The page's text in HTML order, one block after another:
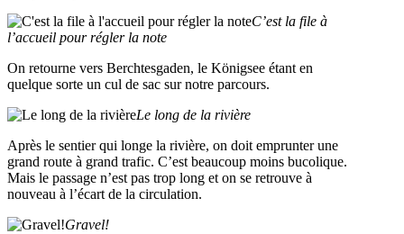
C’est la file à
l’accueil pour régler la note
On retourne vers Berchtesgaden, le Königsee étant en
quelque sorte un cul de sac sur notre parcours.
Le long de la rivière
Après le sentier qui longe la rivière, on doit emprunter une
grand route à grand trafic. C’est beaucoup moins bucolique.
Mais le passage n’est pas trop long et on se retrouve à
nouveau à l’écart de la circulation.
Gravel!